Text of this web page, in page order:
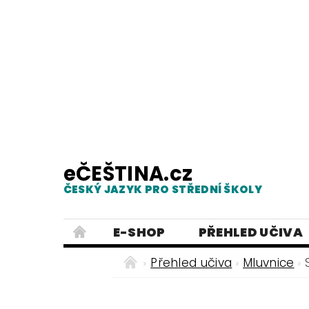
eČEŠTINA.cz
ČESKÝ JAZYK PRO STŘEDNÍ ŠKOLY
E-SHOP PŘEHLED UČIVA
TESTY Z MLUVNICE
Přehled učiva Mluvnice